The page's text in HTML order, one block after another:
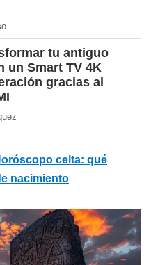
tu antiguo
un Smart TV 4K
gracias al
celta: qué
nacimiento